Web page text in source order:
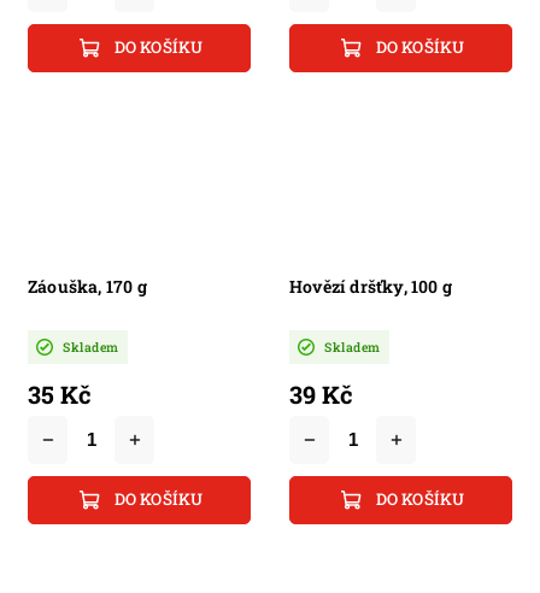
DO KOŠÍKU DO KOŠÍKU
Záouška, 170 g
Skladem
35 Kč
DO KOŠÍKU
Hovězí dršťky, 100 g
Skladem
39 Kč
DO KOŠÍKU